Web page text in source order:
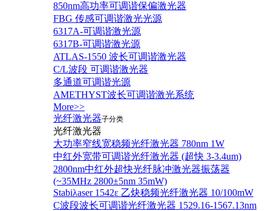
850nm高功率可调谐保偏激光器
FBG 传感可调谐激光光源
6317A-可调谐激光源
6317B-可调谐激光源
ATLAS-1550 波长可调谐激光器
C/L波段 可调谐激光器
多通道可调谐光源
AMETHYST波长可调谐激光系统
More>>
光纤激光器子分类
光纤激光器
大功率窄线宽稳频光纤激光器 780nm 1W
中红外宽带可调谐光纤激光器 (超快 3-3.4um)
2800nm中红外超快光纤脉冲激光器振荡器
(~35MHz 2800±5nm 35mW)
Stabiλaser 1542ε 乙炔稳频光纤激光器 10/100mW
C波段波长可调谐光纤激光器 1529.16-1567.13nm